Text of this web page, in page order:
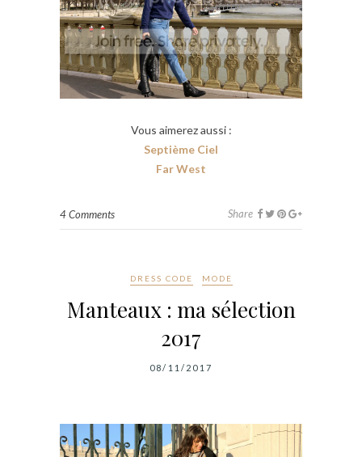
Vous aimerez aussi :
Septième Ciel
Far West
4 Comments Share
DRESS CODE MODE
Manteaux : ma sélection
2017
08/11/2017